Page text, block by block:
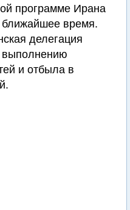
программе Ирана
время.
делегация
выполнению
и отбыла в